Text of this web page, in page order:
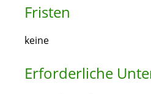
Fristen
keine
Erforderliche